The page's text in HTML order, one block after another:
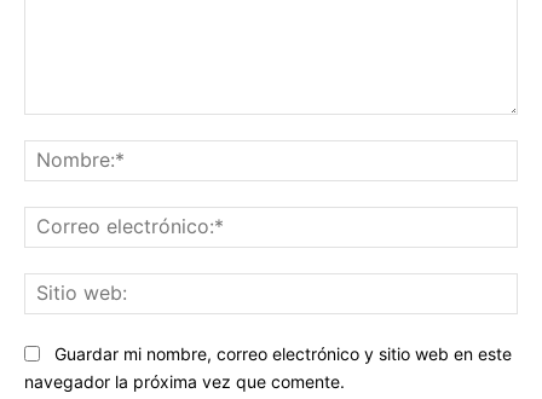
Guardar mi nombre, correo electrónico y sitio web en este
navegador la próxima vez que comente.